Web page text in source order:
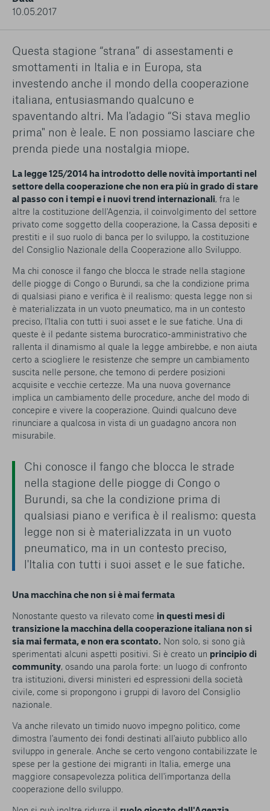
conto del fatto che il blocco di alcuni cookie può
condizionare l’esperienza sulla Piattaforma e il suo
funzionamento. Premendo “Conferma le mie scelte”, la
stata selezionata alcuna opzione, premere questo pulsante
equivarrà a rifiutare tutti i cookie. Per ulteriori informazioni, è
possibile consultare la nostraUlteriori informazioni
Cookie strettamente necessari
Cookie di analisi
Cookies di marketing
10.05.2017
Questa stagione “strana” di assestamenti e
smottamenti in Italia e in Europa, sta
investendo anche il mondo della cooperazione
italiana, entusiasmando qualcuno e
spaventando altri. Ma l'adagio “Si stava meglio
prima" non è leale. E non possiamo lasciare che
prenda piede una nostalgia miope.
La legge 125/2014 ha introdotto delle novità importanti nel
settore della cooperazione che non era più in grado di stare
al passo con i tempi e i nuovi trend internazionali, fra le
altre la costituzione dell'Agenzia, il coinvolgimento del settore
privato come soggetto della cooperazione, la Cassa depositi e
prestiti e il suo ruolo di banca per lo sviluppo, la costituzione
del Consiglio Nazionale della Cooperazione allo Sviluppo.
Ma chi conosce il fango che blocca le strade nella stagione
delle piogge di Congo o Burundi, sa che la condizione prima
di qualsiasi piano e verifica è il realismo: questa legge non si
è materializzata in un vuoto pneumatico, ma in un contesto
preciso, l'Italia con tutti i suoi asset e le sue fatiche. Una di
queste è il pedante sistema burocratico-amministrativo che
rallenta il dinamismo al quale la legge ambirebbe, e non aiuta
certo a sciogliere le resistenze che sempre un cambiamento
suscita nelle persone, che temono di perdere posizioni
acquisite e vecchie certezze. Ma una nuova governance
implica un cambiamento delle procedure, anche del modo di
concepire e vivere la cooperazione. Quindi qualcuno deve
rinunciare a qualcosa in vista di un guadagno ancora non
misurabile.
Chi conosce il fango che blocca le strade
nella stagione delle piogge di Congo o
Burundi, sa che la condizione prima di
qualsiasi piano e verifica è il realismo: questa
legge non si è materializzata in un vuoto
pneumatico, ma in un contesto preciso,
l'Italia con tutti i suoi asset e le sue fatiche.
Una macchina che non si è mai fermata
Nonostante questo va rilevato come in questi mesi di
transizione la macchina della cooperazione italiana non si
sia mai fermata, e non era scontato. Non solo, si sono già
sperimentati alcuni aspetti positivi. Si è creato un principio di
community, osando una parola forte: un luogo di confronto
tra istituzioni, diversi ministeri ed espressioni della società
civile, come si propongono i gruppi di lavoro del Consiglio
nazionale.
Va anche rilevato un timido nuovo impegno politico, come
dimostra l'aumento dei fondi destinati all'aiuto pubblico allo
sviluppo in generale. Anche se certo vengono contabilizzate le
spese per la gestione dei migranti in Italia, emerge una
maggiore consapevolezza politica dell'importanza della
cooperazione dello sviluppo.